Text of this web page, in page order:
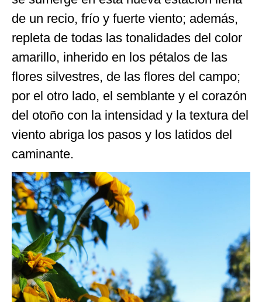
de un recio, frío y fuerte viento; además,
repleta de todas las tonalidades del color
amarillo, inherido en los pétalos de las
flores silvestres, de las flores del campo;
por el otro lado, el semblante y el corazón
del otoño con la intensidad y la textura del
viento abriga los pasos y los latidos del
caminante.